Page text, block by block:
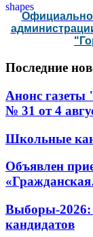
Последние
Анонс
№ 31 от 4
Школьные
Объявлен
Выборы-2026:
кандидатов